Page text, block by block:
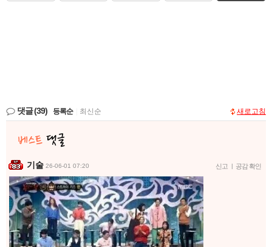
댓글(39) 등록순 최신순 새로고침
기술 26-06-01 07:20 신고 | 공감 확인